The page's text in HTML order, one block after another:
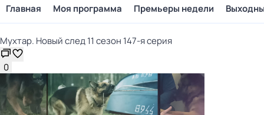
Главная Моя программа Премьеры недели
Мухтар. Новый след 11 сезон 147-я серия
0